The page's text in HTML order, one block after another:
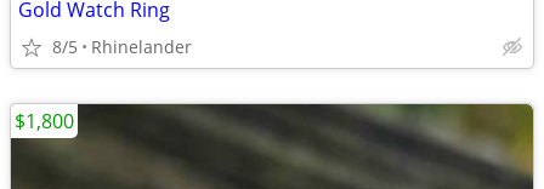
Gold Watch Ring
8/5 Rhinelander
$1,800